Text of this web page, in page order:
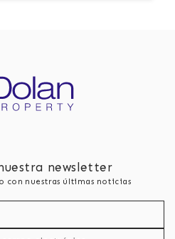
newsletter
con nuestras últimas noticias